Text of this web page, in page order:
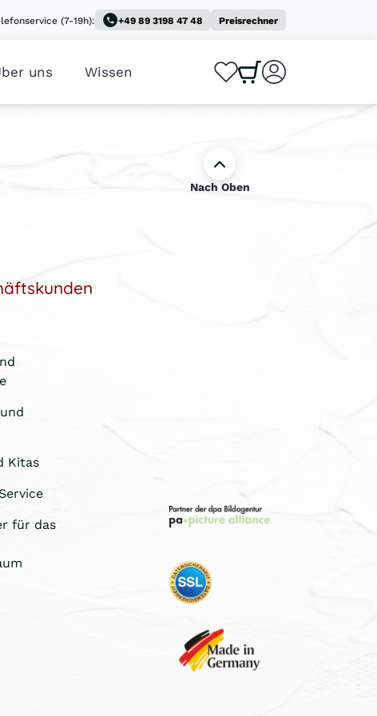
(7-19h): +49 89 3198 47 48 Preisrechner
uns Wissen 0
Nach Oben
Kitas
für das